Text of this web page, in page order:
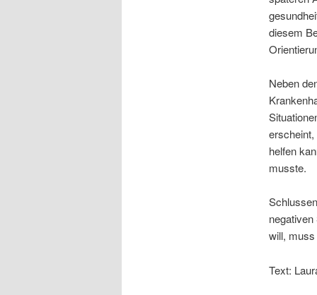
diesem
Neben
helfen
musste.
will,
Text: